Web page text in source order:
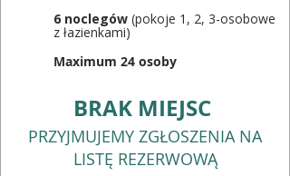
6 noclegów (pokoje 1, 2, 3-osobowe
z łazienkami)
Maximum 24 osoby
BRAK MIEJSC
PRZYJMUJEMY ZGŁOSZENIA NA
LISTĘ REZERWOWĄ